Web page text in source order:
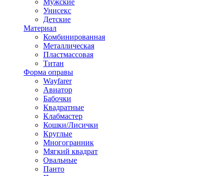
Унисекс
Детские
Материал
Комбинированная
Металлическая
Пластмассовая
Титан
Форма оправы
Wayfarer
Авиатор
Бабочки
Квадратные
Клабмастер
Кошки/Лисички
Круглые
Многогранник
Мягкий квадрат
Овальные
Панто